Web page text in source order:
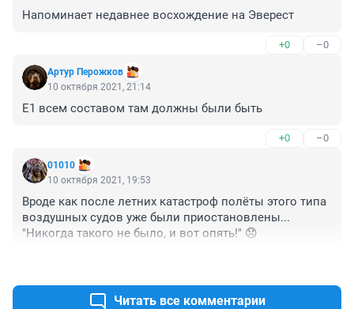
Напоминает недавнее восхождение на Эверест
+0 –0
Артур Перожков
10 октября 2021, 21:14
Е1 всем составом там должны были быть
+0 –0
01010
10 октября 2021, 19:53
Вроде как после летних катастроф полёты этого типа
воздушных судов уже были приостановлены...
"Никогда такого не было, и вот опять!" 😞
Читать все комментарии